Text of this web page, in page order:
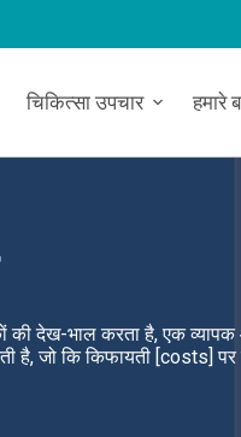
चिकित्सा उपचार हमारे
की देख-भाल करता है, एक
है, जो कि किफायती [costs]